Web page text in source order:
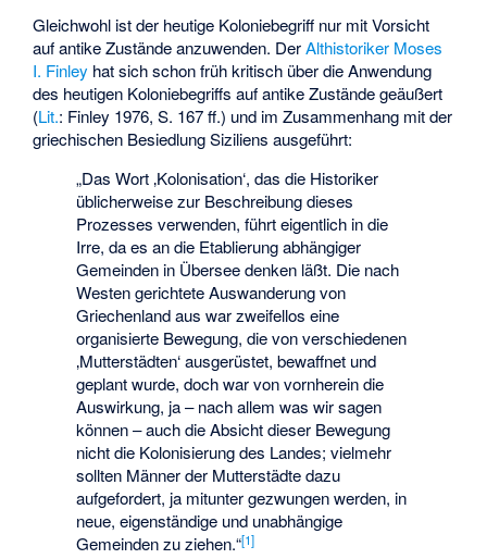
Gleichwohl ist der heutige Koloniebegriff nur mit Vorsicht
auf antike Zustände anzuwenden. DerAlthistoriker Moses
I. Finley hat sich schon früh kritisch über die Anwendung
des heutigen Koloniebegriffs auf antike Zustände geäußert
(Lit.: Finley 1976, S. 167 ff.) und im Zusammenhang mit der
griechischen Besiedlung Siziliens ausgeführt:
„Das Wort ‚Kolonisation‘, das die Historiker
üblicherweise zur Beschreibung dieses
Prozesses verwenden, führt eigentlich in die
Irre, da es an die Etablierung abhängiger
Gemeinden in Übersee denken läßt. Die nach
Westen gerichtete Auswanderung von
Griechenland aus war zweifellos eine
organisierte Bewegung, die von verschiedenen
‚Mutterstädten‘ ausgerüstet, bewaffnet und
geplant wurde, doch war von vornherein die
Auswirkung, ja – nach allem was wir sagen
können – auch die Absicht dieser Bewegung
nicht die Kolonisierung des Landes; vielmehr
sollten Männer der Mutterstädte dazu
aufgefordert, ja mitunter gezwungen werden, in
neue, eigenständige und unabhängige
Gemeinden zu ziehen.“[1]